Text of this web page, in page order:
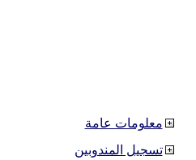
معلومات عامة
تسجيل المندوبين